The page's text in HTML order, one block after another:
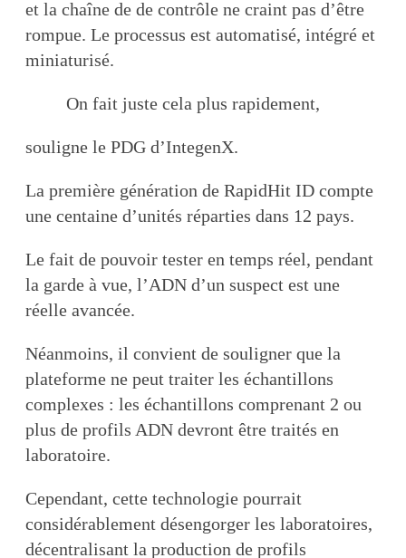
et la chaîne de de contrôle ne craint pas d’être
rompue. Le processus est automatisé, intégré et
miniaturisé.
On fait juste cela plus rapidement,
souligne le PDG d’IntegenX.
La première génération de RapidHit ID compte
une centaine d’unités réparties dans 12 pays.
Le fait de pouvoir tester en temps réel, pendant
la garde à vue, l’ADN d’un suspect est une
réelle avancée.
Néanmoins, il convient de souligner que la
plateforme ne peut traiter les échantillons
complexes : les échantillons comprenant 2 ou
plus de profils ADN devront être traités en
laboratoire.
Cependant, cette technologie pourrait
considérablement désengorger les laboratoires,
décentralisant la production de profils